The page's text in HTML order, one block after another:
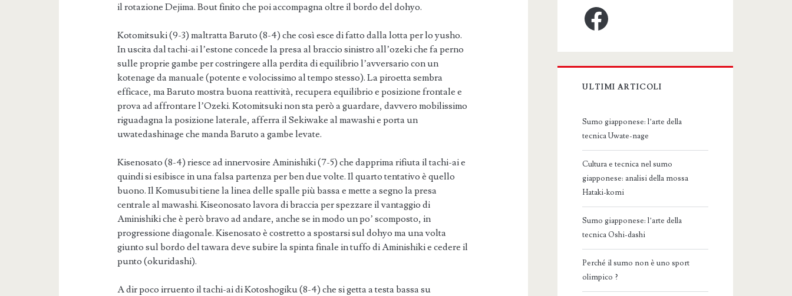
il rotazione Dejima. Bout finito che poi accompagna oltre il bordo del dohyo.
Kotomitsuki (9-3) maltratta Baruto (8-4) che così esce di fatto dalla lotta per lo yusho.
In uscita dal tachi-ai l’estone concede la presa al braccio sinistro all’ozeki che fa perno
sulle proprie gambe per costringere alla perdita di equilibrio l’avversario con un
kotenage da manuale (potente e volocissimo al tempo stesso). La piroetta sembra
efficace, ma Baruto mostra buona reattività, recupera equilibrio e posizione frontale e
prova ad affrontare l’Ozeki. Kotomitsuki non sta però a guardare, davvero mobilissimo
riguadagna la posizione laterale, afferra il Sekiwake al mawashi e porta un
uwatedashinage che manda Baruto a gambe levate.
Kisenosato (8-4) riesce ad innervosire Aminishiki (7-5) che dapprima rifiuta il tachi-ai e
quindi si esibisce in una falsa partenza per ben due volte. Il quarto tentativo è quello
buono. Il Komusubi tiene la linea delle spalle più bassa e mette a segno la presa
centrale al mawashi. Kiseonosato lavora di braccia per spezzare il vantaggio di
Aminishiki che è però bravo ad andare, anche se in modo un po’ scomposto, in
progressione diagonale. Kisenosato è costretto a spostarsi sul dohyo ma una volta
giunto sul bordo del tawara deve subire la spinta finale in tuffo di Aminishiki e cedere il
punto (okuridashi).
A dir poco irruento il tachi-ai di Kotoshogiku (8-4) che si getta a testa bassa su
Facebook
ULTIMI ARTICOLI
Sumo giapponese: l’arte della
tecnica Uwate-nage
Cultura e tecnica nel sumo
giapponese: analisi della mossa
Hataki-komi
Sumo giapponese: l’arte della
tecnica Oshi-dashi
Perché il sumo non è uno sport
olimpico ?